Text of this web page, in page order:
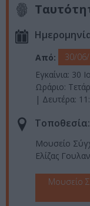
Από: 30/
Εγκαίνια: 30
Ωράριο:
| Δευτέρα:
Τοποθεσία:
Μουσείο
Ελίζας
Μουσείο